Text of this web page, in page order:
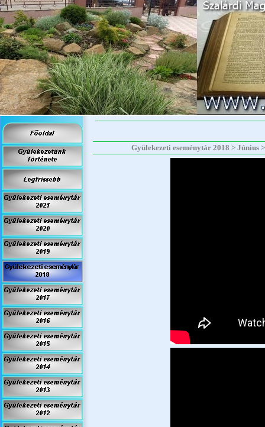
Gyülekezeti eseménytár 2018 > Június